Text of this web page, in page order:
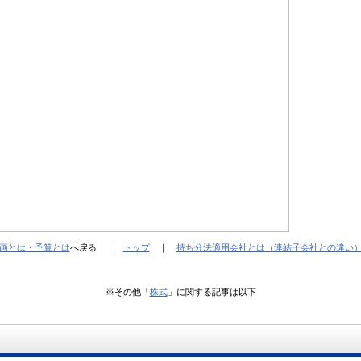
とは・予算とはへ戻る ｜ トップ｜ 持ち分法適用会社とは（連結子会社との違い）
※その他「株式」に関する記事は以下